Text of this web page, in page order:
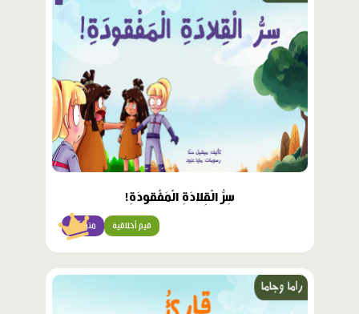
سِرُّ الْقِلادَةِ الْمَفْقودَةِ!
متوسّط قيم أخلاقية